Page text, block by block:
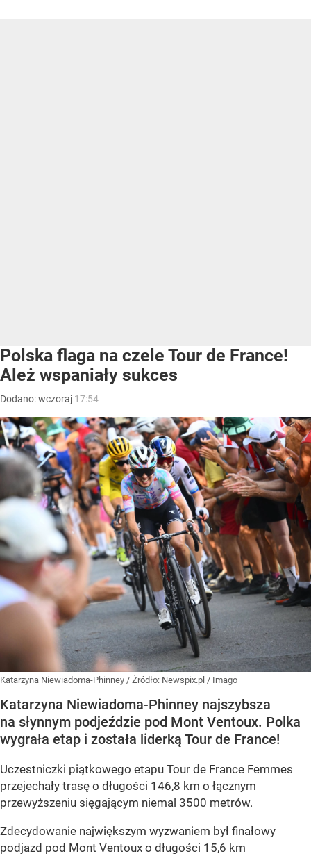
Polska flaga na czele Tour de France!
Ależ wspaniały sukces
Dodano:wczoraj 17:54
Katarzyna Niewiadoma-Phinney / Źródło: Newspix.pl / Imago
Katarzyna Niewiadoma-Phinney najszybsza
na słynnym podjeździe pod Mont Ventoux. Polka
wygrała etap i została liderką Tour de France!
Uczestniczki piątkowego etapu Tour de France Femmes
przejechały trasę o długości 146,8 km o łącznym
przewyższeniu sięgającym niemal 3500 metrów.
Zdecydowanie największym wyzwaniem był finałowy
podjazd pod Mont Ventoux o długości 15,6 km